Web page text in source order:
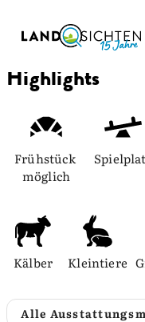
Highlights
Frühstück
möglich
Kälber Kleintiere
Alle